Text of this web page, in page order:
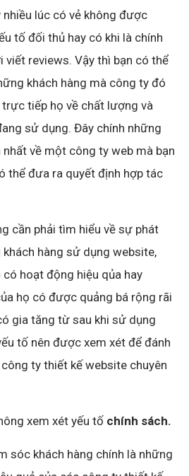
nhiều lúc có vẻ không được
tố đối thủ hay có khi là chính
reviews. Vậy thì bạn có thể
khách hàng mà công ty đó
tiếp họ về chất lượng và
sử dụng. Đây chính những
nhất về một công ty web mà bạn
thể đưa ra quyết định hợp tác
cần phải tìm hiểu về sự phát
hàng sử dụng website,
hoạt động hiệu qủa hay
họ có được quảng bá rộng rãi
gia tăng từ sau khi sử dụng
tố nên được xem xét để đánh
ty thiết kế website chuyên
xem xét yếu tố chính sách.
sóc khách hàng chính là những